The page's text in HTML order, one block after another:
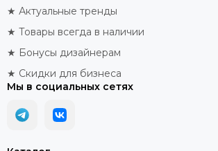
★ Актуальные тренды
★ Товары всегда в наличии
★ Бонусы дизайнерам
★ Скидки для бизнеса
Мы в социальных сетях